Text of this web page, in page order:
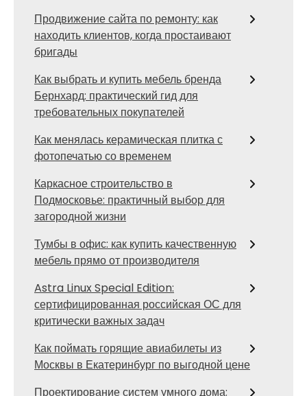
Продвижение сайта по ремонту: как
находить клиентов, когда простаивают
бригады
Как выбрать и купить мебель бренда
Бернхард: практический гид для
требовательных покупателей
Как менялась керамическая плитка с
фотопечатью со временем
Каркасное строительство в
Подмосковье: практичный выбор для
загородной жизни
Тумбы в офис: как купить качественную
мебель прямо от производителя
Astra Linux Special Edition:
сертифицированная российская ОС для
критически важных задач
Как поймать горящие авиабилеты из
Москвы в Екатеринбург по выгодной цене
Проектирование систем умного дома: